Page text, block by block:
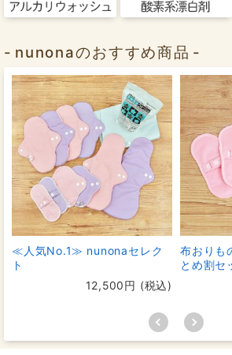
nunonaのおすすめ商品
≪人気No.1≫ nunonaセレク
ト
12,500円 (税込)
布おりも
とめ割セ